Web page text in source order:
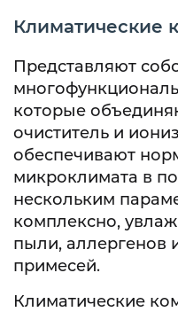
Климатические
Представляют
которые
очиститель и
обеспечивают
микроклимата в
нескольким
комплексно,
пыли, аллергенов
примесей.
Климатические